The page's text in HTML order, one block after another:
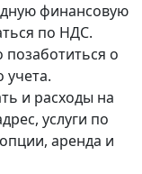
финансовую
по НДС.
о
учета.
и расходы на
услуги по
аренда и